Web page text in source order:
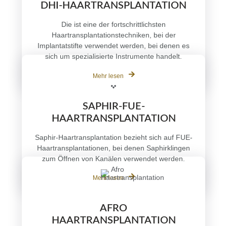
DHI-HAARTRANSPLANTATION
Die ist eine der fortschrittlichsten
Haartransplantationstechniken, bei der
Implantatstifte verwendet werden, bei denen es
sich um spezialisierte Instrumente handelt.
Mehr lesen
SAPHIR-FUE-
HAARTRANSPLANTATION
Saphir-Haartransplantation bezieht sich auf FUE-
Haartransplantationen, bei denen Saphirklingen
zum Öffnen von Kanälen verwendet werden.
Mehr lesen
AFRO
HAARTRANSPLANTATION